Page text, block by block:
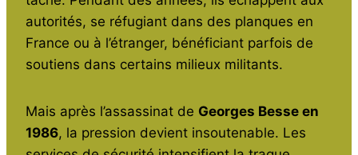
autorités, se réfugiant dans des planques en
France ou à l’étranger, bénéficiant parfois de
soutiens dans certains milieux militants.
Mais après l’assassinat de Georges Besse en
1986, la pression devient insoutenable. Les